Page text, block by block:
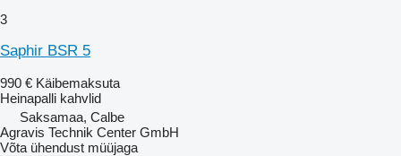
3
Saphir BSR 5
990 € Käibemaksuta
Heinapalli kahvlid
Saksamaa, Calbe
Agravis Technik Center GmbH
Võta ühendust müüjaga